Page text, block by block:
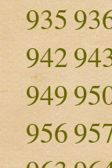
935
942
949
956